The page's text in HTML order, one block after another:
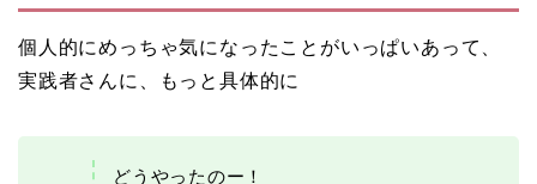
個人的にめっちゃ気になったことがいっぱいあって、
実践者さんに、もっと具体的に
どうやったのー！